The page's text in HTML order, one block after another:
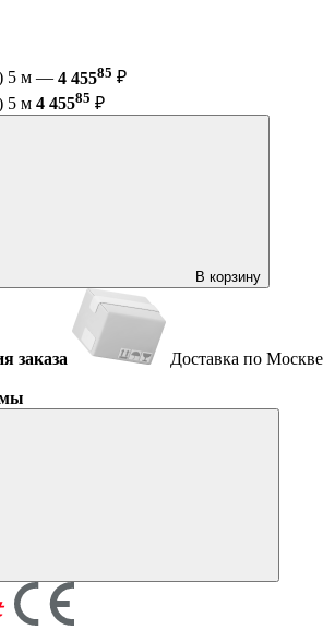
5 м — 4 45585 ₽
5 м 4 45585 ₽
В корзину
заказа
Доставка по Москве